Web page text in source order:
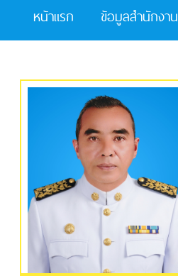
หน้าแรก ข้อมูลสำนักงาน